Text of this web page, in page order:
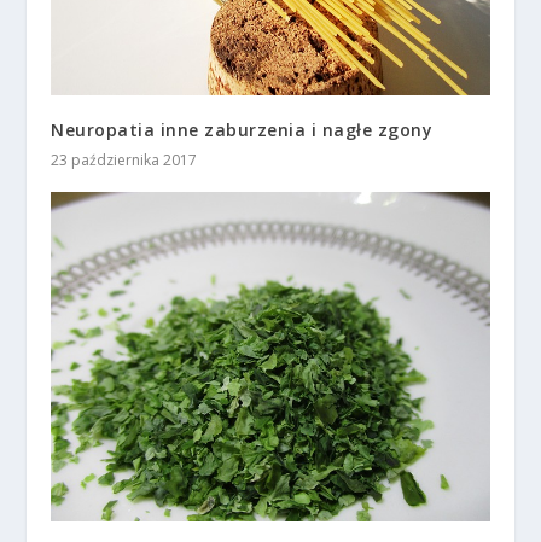
Neuropatia inne zaburzenia i nagłe zgony
23 października 2017